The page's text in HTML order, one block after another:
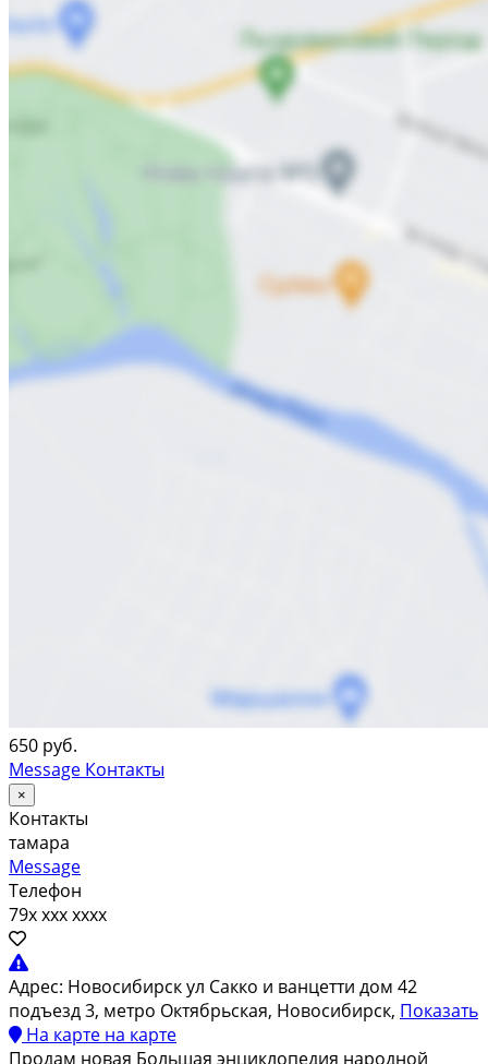
650 руб.
Message Контакты
×
Контакты
тамара
Message
Телефон
79x xxx xxxx
Адрес: Новосибирск ул Сакко и ванцетти дом 42
подъезд 3, метро Октябрьская, Новосибирск, Показать
На карте на карте
Продам новая Большая энциклопедия народной